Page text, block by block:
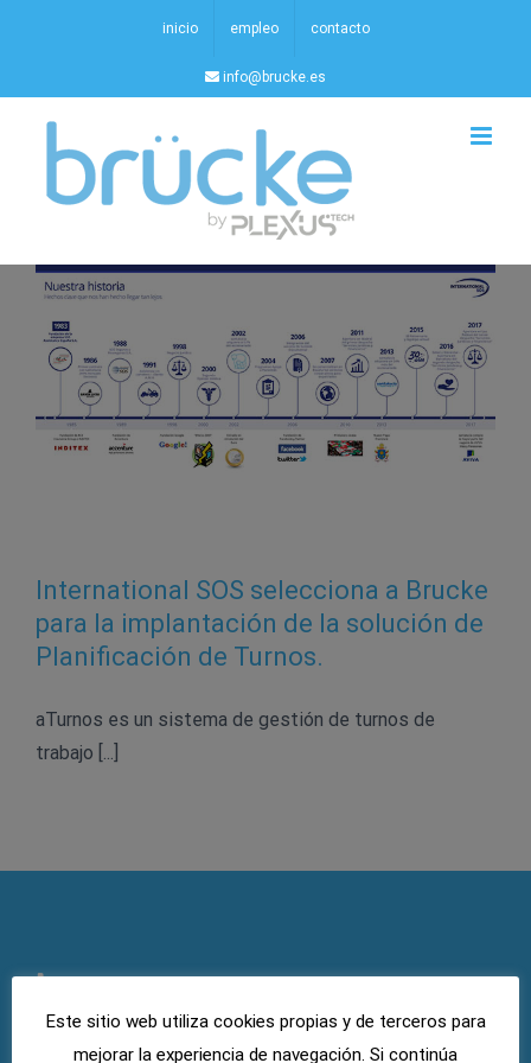
inicio empleo contacto
info@brucke.es
International SOS selecciona a Brucke
para la implantación de la solución de
Planificación de Turnos.
aTurnos es un sistema de gestión de turnos de
trabajo [...]
Este sitio web utiliza cookies propias y de terceros para
mejorar la experiencia de navegación. Si continúa